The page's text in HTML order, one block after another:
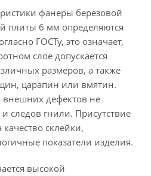
фанеры березовой
плиты 6 мм определяются
ГОСТу, это означает,
слое допускается
размеров, а также
царапин или вмятин.
дефектов не
следов гнили. Присутствие
склейки,
показатели изделия.
высокой